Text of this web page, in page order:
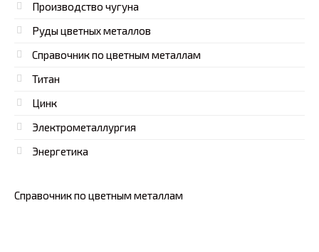
Производство чугуна
Руды цветных металлов
Справочник по цветным металлам
Титан
Цинк
Электрометаллургия
Энергетика
Справочник по цветным металлам